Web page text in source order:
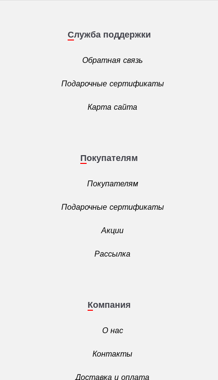
Служба поддержки
Обратная связь
Подарочные сертификаты
Карта сайта
Покупателям
Покупателям
Подарочные сертификаты
Акции
Рассылка
Компания
О нас
Контакты
Доставка и оплата